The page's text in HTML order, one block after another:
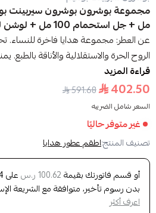
مل + جل استحمام 100 مل + لوشن للجسم 100 مل)
عن العطر: مجموعة هدايا فاخرة للنساء.
الروح الحرة والاستقلالية والأناقة
قراءة المزيد
402.50
591.68
السعر شامل الضريبه
غير متوفر حاليًا
تصنيف المنتج:اطقم عطور هدايا
أو قسم فاتورتك بقيمة 100.62 ر.س على
بدون رسوم تأخير، متوافقة مع الشريعة
اعرف أكثر